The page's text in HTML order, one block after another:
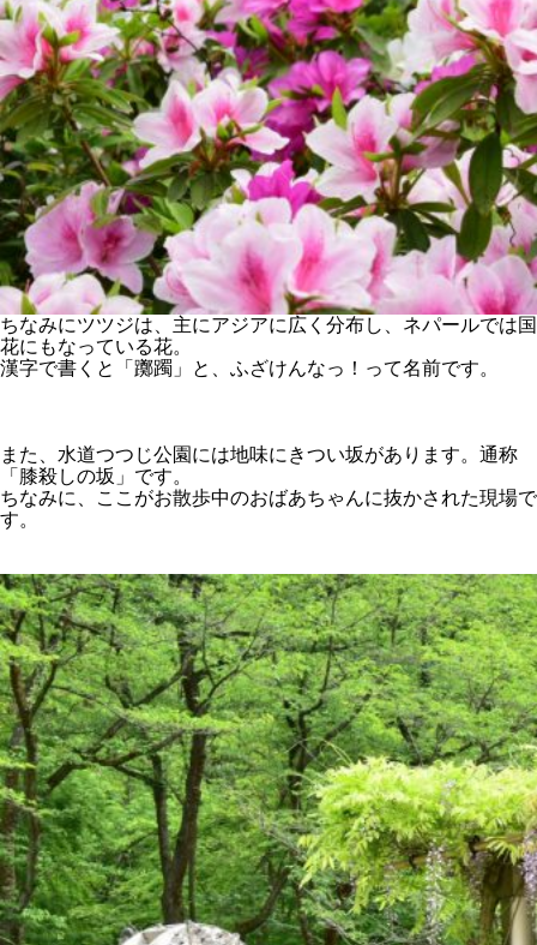
ちなみにツツジは、主にアジアに広く分布し、ネパールでは国
花にもなっている花。
漢字で書くと「躑躅」と、ふざけんなっ！って名前です。
また、水道つつじ公園には地味にきつい坂があります。通称
「膝殺しの坂」です。
ちなみに、ここがお散歩中のおばあちゃんに抜かされた現場で
す。